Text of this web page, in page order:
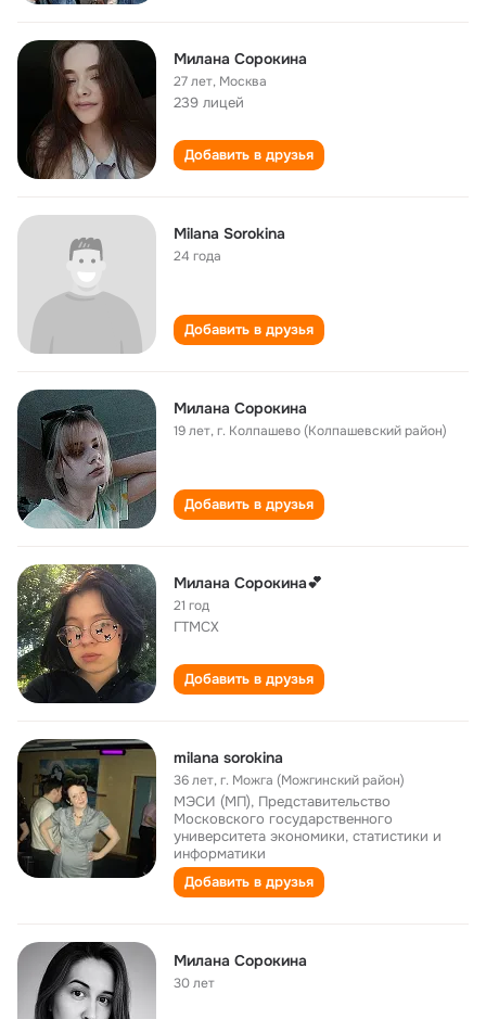
Милана Сорокина
27 лет, Москва
239 лицей
Добавить в друзья
Milana Sorokina
24 года
Добавить в друзья
Милана Сорокина
19 лет,г. Колпашево (Колпашевский район)
Добавить в друзья
Милана Сорокина💕
21 год
ГТМСХ
Добавить в друзья
milana sorokina
36 лет,г. Можга (Можгинский район)
МЭСИ (МП), Представительство
Московского государственного
университета экономики, статистики и
информатики
Добавить в друзья
Милана Сорокина
30 лет